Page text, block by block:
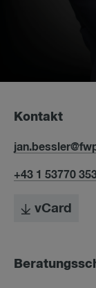
Kontakt
+43 1 53770
vCard